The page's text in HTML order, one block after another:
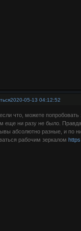
2020-05-13 04:12:52
что, можете
еще ни разу не было.
абсолютно разные, и по
рабочим зеркалом